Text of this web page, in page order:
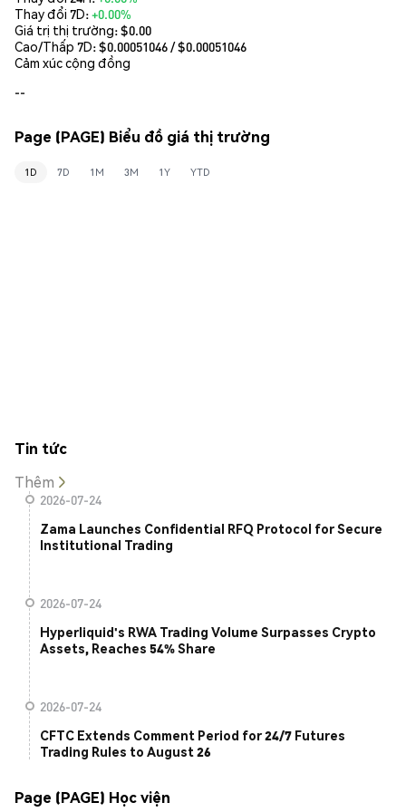
Thay đổi 7D:+0.00%
Giá trị thị trường:$0.00
Cao/Thấp 7D: $0.00051046/ $0.00051046
Cảm xúc cộng đồng
--
Page (PAGE) Biểu đồ giá thị trường
1D 7D 1M 3M 1Y YTD
Tin tức
Thêm
2026-07-24
Zama Launches Confidential RFQ Protocol for Secure
Institutional Trading
2026-07-24
Hyperliquid's RWA Trading Volume Surpasses Crypto
Assets, Reaches 54% Share
2026-07-24
CFTC Extends Comment Period for 24/7 Futures
Trading Rules to August 26
Page (PAGE) Học viện